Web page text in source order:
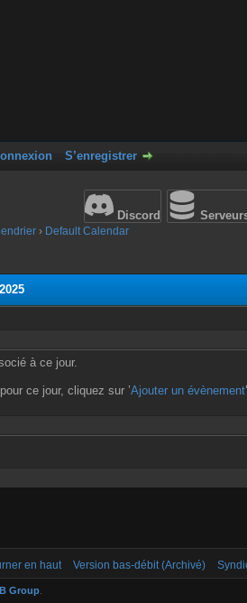
S’enregistrer
Discord
› Default Calendar
à ce jour.
ce jour, cliquez sur ’Ajouter un évènement
en haut Version bas-débit (Archivé)
Group